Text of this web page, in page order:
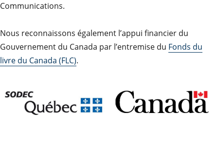
Communications.
Nous reconnaissons également l’appui financier du
Gouvernement du Canada par l’entremise du Fonds du
livre du Canada (FLC).